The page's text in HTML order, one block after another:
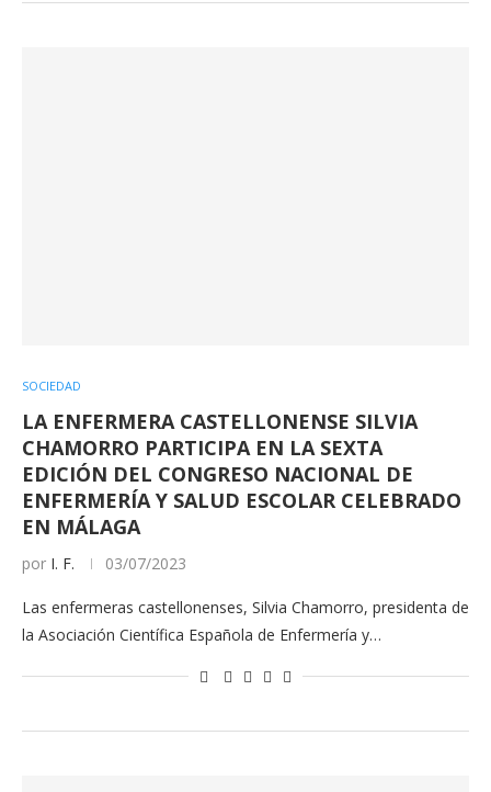
SOCIEDAD
LA ENFERMERA CASTELLONENSE SILVIA
CHAMORRO PARTICIPA EN LA SEXTA
EDICIÓN DEL CONGRESO NACIONAL DE
ENFERMERÍA Y SALUD ESCOLAR CELEBRADO
EN MÁLAGA
por I. F. 03/07/2023
Las enfermeras castellonenses, Silvia Chamorro, presidenta de
la Asociación Científica Española de Enfermería y…